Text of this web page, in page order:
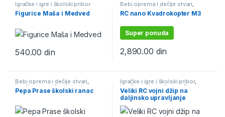
Igračke i igre i školski pribor
Figurice Maša i Medved
540.00din
Bebi oprema i dečije stvari,
Igračke i igre i školski pribor ,
Igračke na daljinski
RC nano Kvadrokopter M3
Super ponuda
2,890.00 din
Bebi oprema i dečije stvari,
Igračke i igre i školski pribor
Školski pribor i školske torbe
Pepa Prase školski ranac
Igračke i igre i školski pribor,
Igračke na baterije,Igračke na
daljinski,Plastične igračke
Veliki RC vojni džip na
daljinsko upravljanje